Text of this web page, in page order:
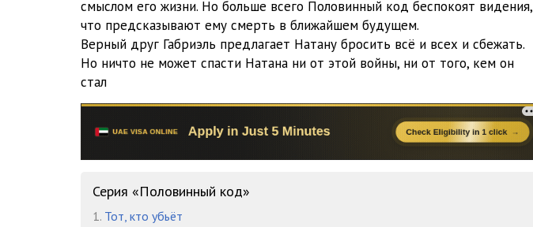
01_09_Ya stanu boyatsya tebya bolshe vseh na svete
01_10_Plevok
смыслом его жизни. Но больше всего Половинный код беспокоят видения,
что предсказывают ему смерть в ближайшем будущем.
Верный друг Габриэль предлагает Натану бросить всё и всех и сбежать.
Но ничто не может спасти Натана ни от этой войны, ни от того, кем он
стал
Серия «Половинный код»
1. Тот, кто убьёт